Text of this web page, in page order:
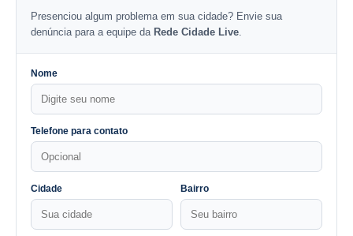
Presenciou algum problema em sua cidade? Envie sua
denúncia para a equipe da Rede Cidade Live.
Nome
Telefone para contato
Cidade Bairro